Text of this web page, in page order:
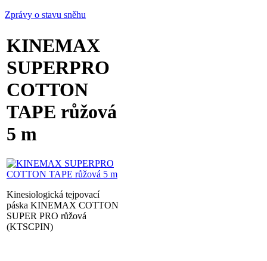
Zprávy o stavu sněhu
KINEMAX
SUPERPRO
COTTON
TAPE růžová
5 m
Kinesiologická tejpovací
páska KINEMAX COTTON
SUPER PRO růžová
(KTSCPIN)